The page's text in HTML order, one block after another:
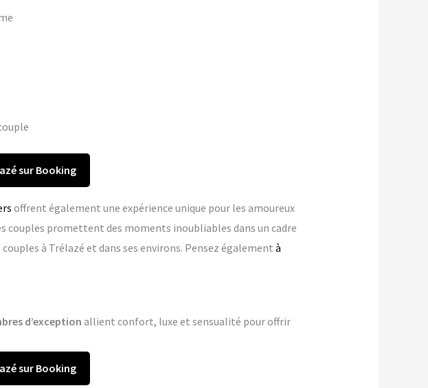
sur Booking
offrent également une expérience unique pour les amoureux
couples promettent des moments inoubliables dans un cadre
à Trélazé et dans ses environs. Pensez également à
d’exception allient confort, luxe et sensualité pour offrir
sur Booking